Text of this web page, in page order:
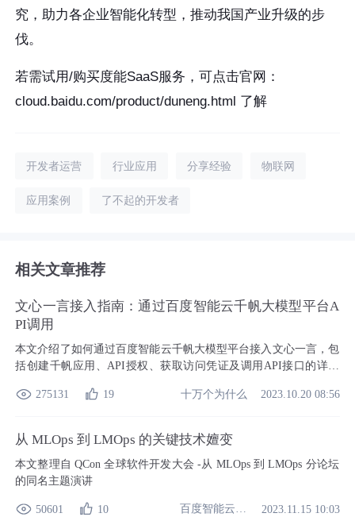
究，助力各企业智能化转型，推动我国产业升级的步
伐。
若需试用/购买度能SaaS服务，可点击官网：
cloud.baidu.com/product/duneng.html 了解
开发者运营 行业应用 分享经验 物联网
应用案例 了不起的开发者
相关文章推荐
文心一言接入指南：通过百度智能云千帆大模型平台A
PI调用
本文介绍了如何通过百度智能云千帆大模型平台接入文心一言，包
括创建千帆应用、API授权、获取访问凭证及调用API接口的详细
理解与生成能力，通过千帆平台可轻松实现多场景应用。
275131 19 十万个为什么 2023.10.20 08:56
从 MLOps 到 LMOps 的关键技术嬗变
本文整理自 QCon 全球软件开发大会 -从 MLOps 到 LMOps 分论坛
的同名主题演讲
50601 10 百度智能云开发者中心 2023.11.15 10:03